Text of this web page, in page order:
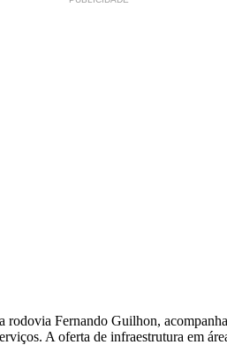
Fernando Guilhon,
A oferta de infraestrutura em